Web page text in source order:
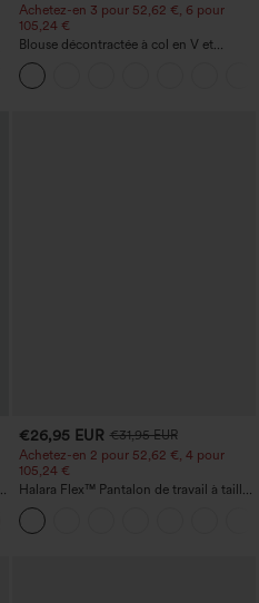
Achetez-en 3 pour 52,62 €, 6 pour
105,24 €
Blouse décontractée à col en V et
manches courtes bouffantes
€26,95 EUR €31,95 EUR
Achetez-en 2 pour 52,62 €, 4 pour
105,24 €
Halara Flex™ Pantalon de travail à taille
haute, jambe large, avec poches, en
maille gaufrée